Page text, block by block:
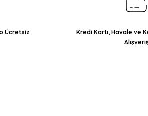
olmalı.
Ücretsiz
Kredi Kartı, Havale ve